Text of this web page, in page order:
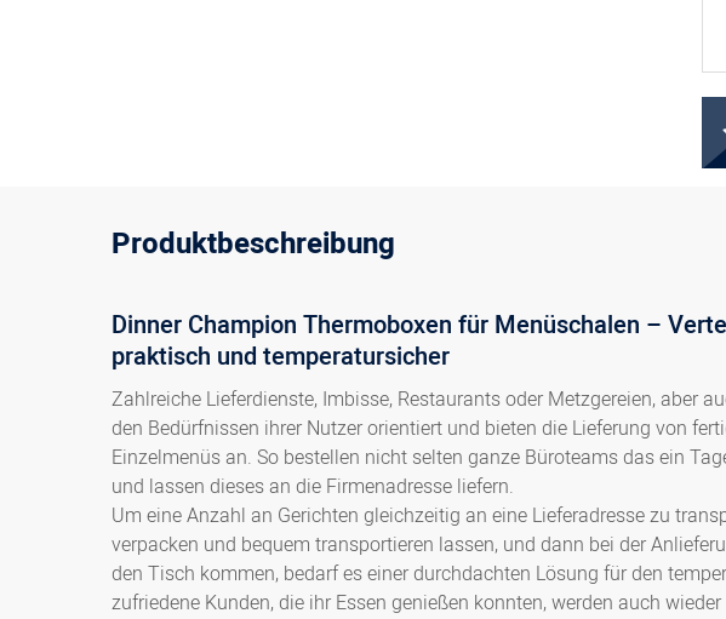
Produktbeschreibung
Dinner Champion Thermoboxen für Menüschalen –
praktisch und temperatursicher
Zahlreiche Lieferdienste, Imbisse, Restaurants oder Metzgereien, aber
den Bedürfnissen ihrer Nutzer orientiert und bieten die Lieferung von
Einzelmenüs an. So bestellen nicht selten ganze Büroteams das ein
und lassen dieses an die Firmenadresse liefern.
Um eine Anzahl an Gerichten gleichzeitig an eine Lieferadresse zu
verpacken und bequem transportieren lassen, und dann bei der
den Tisch kommen, bedarf es einer durchdachten Lösung für den
zufriedene Kunden, die ihr Essen genießen konnten, werden auch